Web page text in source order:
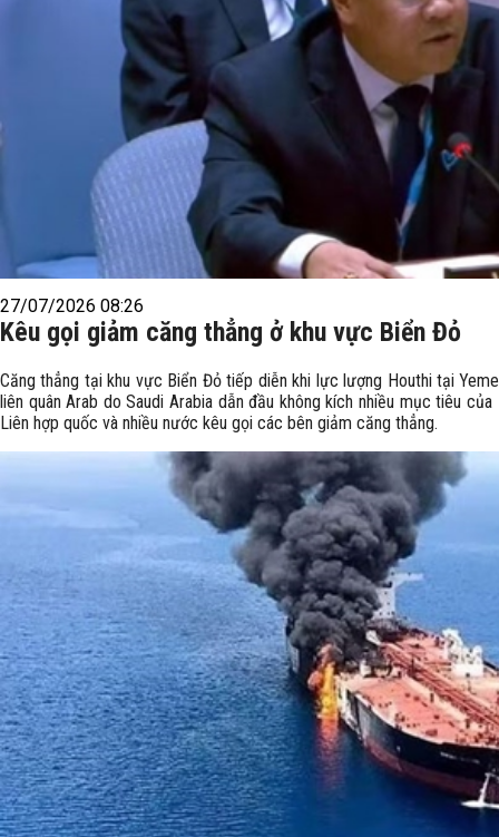
27/07/2026 08:26
Kêu gọi giảm căng thẳng ở khu vực Biển Đỏ
Căng thẳng tại khu vực Biển Đỏ tiếp diễn khi lực lượng Houthi tại
liên quân Arab do Saudi Arabia dẫn đầu không kích nhiều mục tiêu
Liên hợp quốc và nhiều nước kêu gọi các bên giảm căng thẳng.